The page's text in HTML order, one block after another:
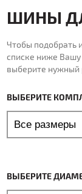
ШИНЫ
Чтобы подобрать
списке ниже
выберите нужный
ВЫБЕРИТЕ
ВЫБЕРИТЕ